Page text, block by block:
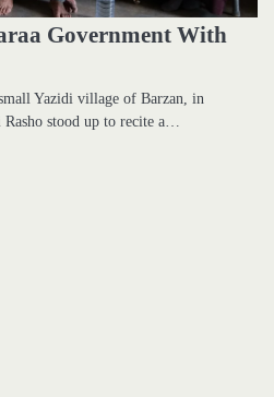
Government With
Yazidi village of Barzan, in
stood up to recite a…